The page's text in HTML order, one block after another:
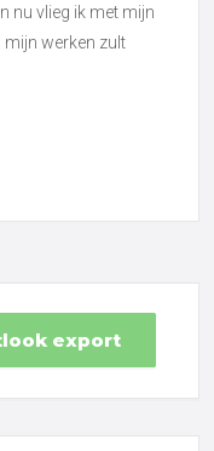
nu vlieg ik met mijn
mijn werken zult
export